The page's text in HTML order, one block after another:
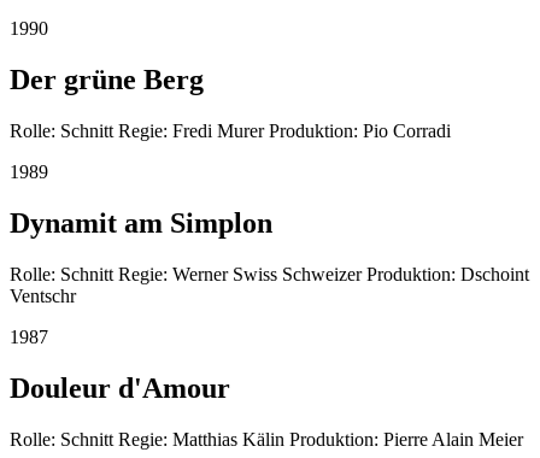
1990
Der grüne Berg
Rolle: Schnitt Regie: Fredi Murer Produktion: Pio Corradi
1989
Dynamit am Simplon
Rolle: Schnitt Regie: Werner Swiss Schweizer Produktion: Dschoint
Ventschr
1987
Douleur d'Amour
Rolle: Schnitt Regie: Matthias Kälin Produktion: Pierre Alain Meier